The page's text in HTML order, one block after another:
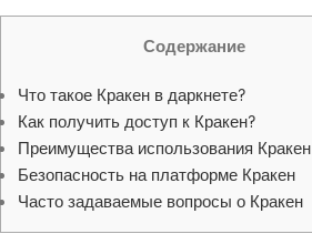
Содержание
Что такое Кракен в даркнете?
Как получить доступ к Кракен?
Преимущества использования Кракен
Безопасность на платформе Кракен
Часто задаваемые вопросы о Кракен